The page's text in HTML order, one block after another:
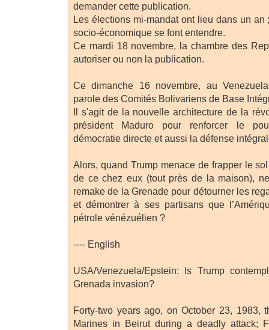
demander cette publication.
Les élections mi-mandat ont lieu dans un
socio-économique se font entendre.
Ce mardi 18 novembre, la chambre des
autoriser ou non la publication.
Ce dimanche 16 novembre, au
parole des Comités Bolivariens de Base
Il s'agit de la nouvelle architecture de la
président Maduro pour renforcer le
démocratie directe et aussi la défense
Alors, quand Trump menace de frapper le
de ce chez eux (tout près de la maison),
remake de la Grenade pour détourner les
et démontrer à ses partisans que
pétrole vénézuélien ?
---- English
USA/Venezuela/Epstein: Is Trump
Grenada invasion?
Forty-two years ago, on October 23, 1983,
Marines in Beirut during a deadly attack;